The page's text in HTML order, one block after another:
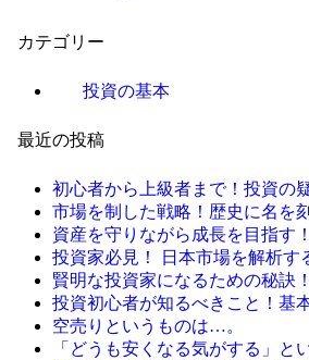
カテゴリー
投資の基本
最近の投稿
初心者から上級者まで！投資の
市場を制した戦略！歴史に名を
資産を守りながら成長を目指す
投資家必見！ 日本市場を解析
賢明な投資家になるための秘訣
投資初心者が知るべきこと！基
空売りというものは…。
「どうも安くなる気がする」